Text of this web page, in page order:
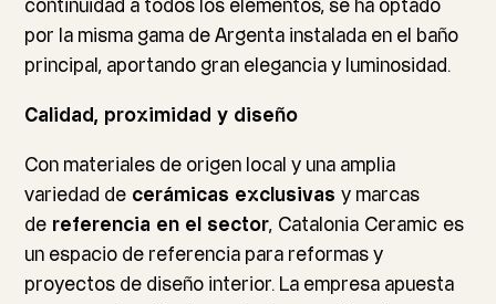
continuidad a todos los elementos, se ha optado
por la misma gama de Argenta instalada en el baño
principal, aportando gran elegancia y luminosidad.
Calidad, proximidad y diseño
Con materiales de origen local y una amplia
variedad de cerámicas exclusivas y marcas
de referencia en el sector, Catalonia Ceramic es
un espacio de referencia para reformas y
proyectos de diseño interior. La empresa apuesta